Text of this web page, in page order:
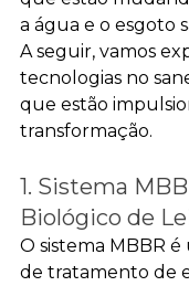
a água e o esgoto
A seguir, vamos
tecnologias no
que estão
transformação.
1. Sistema
Biológico de
O sistema MBBR
de tratamento de